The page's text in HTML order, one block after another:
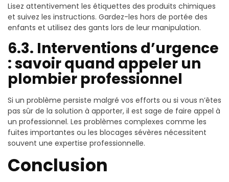
Lisez attentivement les étiquettes des produits chimiques
et suivez les instructions. Gardez-les hors de portée des
enfants et utilisez des gants lors de leur manipulation.
6.3. Interventions d’urgence
: savoir quand appeler un
plombier professionnel
Si un problème persiste malgré vos efforts ou si vous n’êtes
pas sûr de la solution à apporter, il est sage de faire appel à
un professionnel. Les problèmes complexes comme les
fuites importantes ou les blocages sévères nécessitent
souvent une expertise professionnelle.
Conclusion